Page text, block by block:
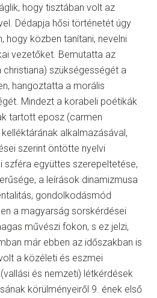
hogy tisztában volt az
Dédapja hősi történetét úgy
hogy közben tanítani, nevelni
vezetőket. Bemutatta az
szükségességét a
hangoztatta a morális
Mindezt a korabeli poétikák
tartott eposz (carmen
alkalmazásával,
szerint öntötte nyelvi
szféra együttes szerepeltetése,
a leírások dinamizmusa
gondolkodásmód
a magyarság sorskérdései
művészi fokon, s ez jelzi,
már ebben az időszakban is
a közéleti és eszmei
és nemzeti) létkérdések
körülményeiről 9. ének első